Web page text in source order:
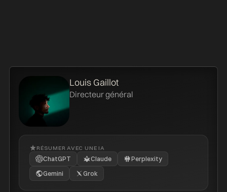
Louis Gaillot
Directeur général
RÉSUMER AVEC UNE IA
ChatGPT Claude
Perplexity
Gemini
Grok